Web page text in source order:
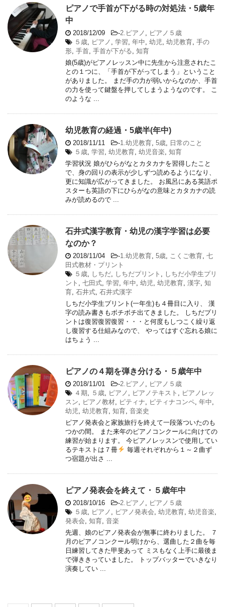
ピアノで手首が下がる時の対処法・5歳年
中
2018/12/09 -2.ピアノ , ピアノ５歳
５歳, ピアノ , 学習, 年中, 幼児, 幼児教育, 手の
形, 手首, 手首が下がる, 知育
娘(5歳)がピアノレッスン中に先生から注意されたこ
との１つに、「手首が下がってしまう」ということ
がありました。 まだ手の力が弱いからなのか、手首
の力を使って鍵盤を押してしまうようなのです。 こ
のような ...
幼児教育の経過・5歳半(年中)
2018/11/11 -1.幼児教育, 5歳, 日常のこと
５歳, 学習, 幼児教育, 幼児音楽, 知育
学習状況 娘がひらがなとカタカナを習得したこと
で、身の回りの表示が少しずつ読めるようになり、
更に知識が広がってきました。 お風呂にある英語ポ
スターも英語の下にひらがなの意味とカタカナの読
みが読めるので ...
石井式漢字教育・幼児の漢字学習は必要
なのか？
2018/11/04 -1.幼児教育, 5歳, こくご教育, 七
田式教材・プリント
５歳, しちだ, しちだプリント , しちだ小学生プリ
ント , 七田式, 学習, 年中, 幼児, 幼児教育, 漢字, 知
育, 石井式, 石井式漢字
しちだ小学生プリント(一年生)も４冊目に入り、 漢
字の読み書きもボチボチ出てきました。 しちだプリ
ントは復習復習復習・・・と何度もしつこく繰り返
し復習する仕組みなので、 やってはすぐ忘れる娘に
はちょう ...
ピアノの４期を弾き分ける・５歳年中
2018/11/01 -2.ピアノ , ピアノ５歳
４期, ５歳, ピアノ , ピアノテキスト , ピアノレッ
スン, ピアノ教材, ピティナ, ピティナコンペ, 年中,
幼児, 幼児教育, 知育, 音楽史
ピアノ発表会と家族旅行を終えて一段落ついたのも
つかの間。 また来年のピアノコンクールに向けての
練習が始まります。 今ピアノレッスンで使用してい
るテキストは７冊
毎週それぞれから１～２曲ず
つ宿題が出さ ...
ピアノ発表会を終えて・５歳年中
2018/10/16 -2.ピアノ , ピアノ５歳
５歳, ピアノ , ピアノ発表会, 幼児教育, 幼児音楽,
発表会, 知育, 音楽
先週、娘のピアノ発表会が無事に終わりました。 ７
月のピアノコンクール明けから、選曲した２曲を毎
日練習してきた甲斐あって ミスもなく上手に最後ま
で弾ききっていました。 トップバッターでいきなり
演奏してい ...